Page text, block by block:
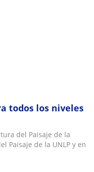
todos los niveles
del Paisaje de la
Paisaje de la UNLP y en